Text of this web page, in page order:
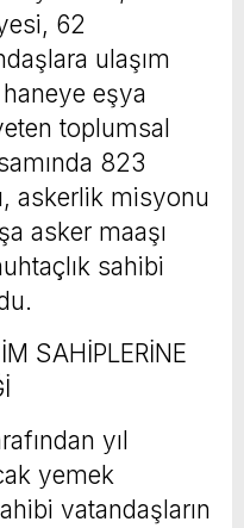
62
ulaşım
eşya
toplumsal
823
askerlik misyonu
asker maaşı
sahibi
SAHİPLERİNE
yıl
yemek
vatandaşların